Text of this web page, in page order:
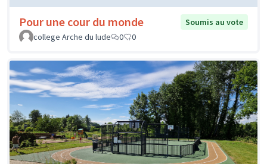
Pour une cour du monde
Soumis au vote
college Arche du lude
0 0